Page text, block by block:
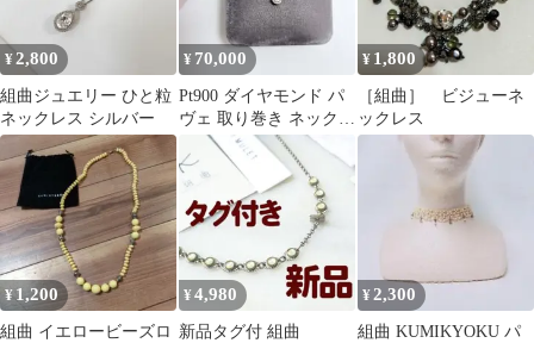
¥2,800
組曲ジュエリー ひと粒
ネックレス シルバー
¥ 70,000
Pt900 ダイヤモンド パ
ヴェ 取り巻き ネックレ
ス ハート&キューピッ
ト
¥ 1,800
［組曲］ ビジューネ
ックレス
¥ 1,200
組曲 イエロービーズロ
¥4,980
新品タグ付 組曲
¥2,300
組曲 KUMIKYOKU パ